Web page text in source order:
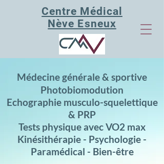
Centre Médical
Nève Esneux
Médecine générale & sportive
Photobiomodution
Echographie musculo-squelettique
& PRP
Tests physique avec VO2 max
Kinésithérapie - Psychologie -
Paramédical - Bien-être